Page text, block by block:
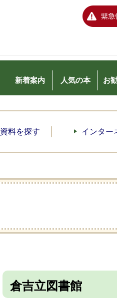
新着案内 人気の本 お
資料を探す インター
倉吉立図書館